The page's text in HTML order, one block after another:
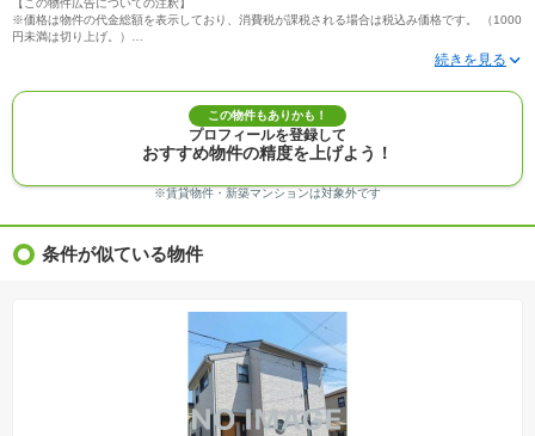
【この物件広告についての注釈】
※価格は物件の代金総額を表示しており、消費税が課税される場合は税込み価格です。 （1000
円未満は切り上げ。）
※写真に写っている、またはパース（絵）や間取り図に描かれている家具や車などは、特にコ
※建築条件付き土地価格には、建物価格は含まれません。
※物件情報は、原則として情報提供日の２日前に最終確認した情報です。
※完成予想図はいずれも外構、植栽、外観等実際のものとは多少異なることがあります。
※モデルルーム・モデルハウス・展示場・ショールームの画像の場合、今回販売の物件と異な
※ＣＧ合成の画像の場合、実際とは多少異なる場合があります。
※物件特徴：販売戸数が複数の物件は、全ての住戸に該当しない項目もあります。
※価格更新：物件価格が変更された日から１週間表示されます。
※建築条件土地の情報内に掲載されている、建物プラン例は、土地購入者の設計プランの参考
の一例であって、プランの採用可否は任意です。
※土地（建築条件なし）で「建物プラン例」が表記してある時、そのプラン例は特定の建築請
負会社によるもので、当該建築請負会社以外で建てた場合、同様のものが同価格で建てられる
とは限りません。また建築請負会社を特定するものではありません。
※建築条件付き土地とは、その土地に建築する建物の建築請負契約が、一定期間内に成立する
ことを条件として売買される土地のことをいいます。建築請負契約成立に向けて設計プランを
この物件もありかも！
プロフィールを登録して
おすすめ物件の精度を上げよう！
※賃貸物件・新築マンションは対象外です
条件が似ている物件